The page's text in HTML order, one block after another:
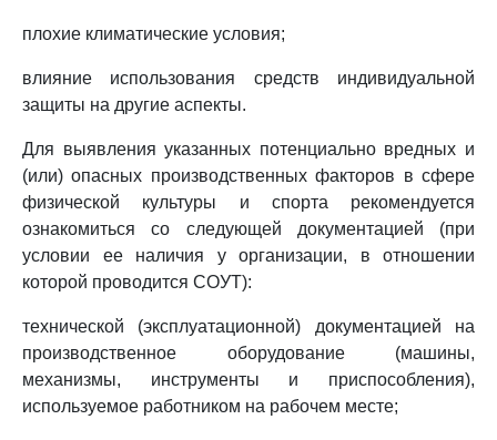
плохие климатические условия;
влияние использования средств индивидуальной
защиты на другие аспекты.
Для выявления указанных потенциально вредных и
(или) опасных производственных факторов в сфере
физической культуры и спорта рекомендуется
ознакомиться со следующей документацией (при
условии ее наличия у организации, в отношении
которой проводится СОУТ):
технической (эксплуатационной) документацией на
производственное оборудование (машины,
механизмы, инструменты и приспособления),
используемое работником на рабочем месте;